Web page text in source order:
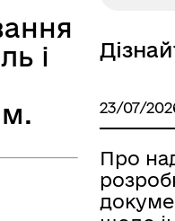
бойових дій
і
м.
23/07/
Про